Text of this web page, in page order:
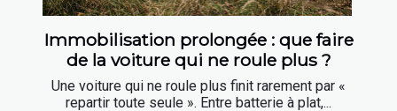
Immobilisation prolongée : que faire
de la voiture qui ne roule plus ?
Une voiture qui ne roule plus finit rarement par «
repartir toute seule ». Entre batterie à plat,...